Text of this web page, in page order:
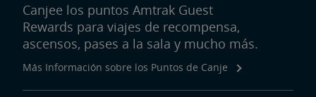
Canjee los puntos Amtrak Guest
Rewards para viajes de recompensa,
ascensos, pases a la sala y mucho más.
Más Información sobre los Puntos de Canje